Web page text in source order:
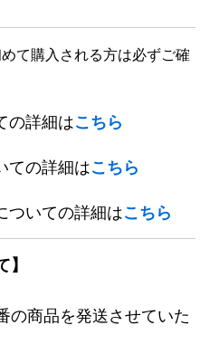
て購入される方は必ずご確
の詳細はこちら
ての詳細はこちら
ついての詳細はこちら
の商品を発送させていた